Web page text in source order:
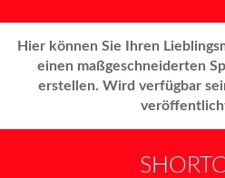
Hier können Sie Ihren
einen maßgeschneiderten
erstellen. Wird verfügbar